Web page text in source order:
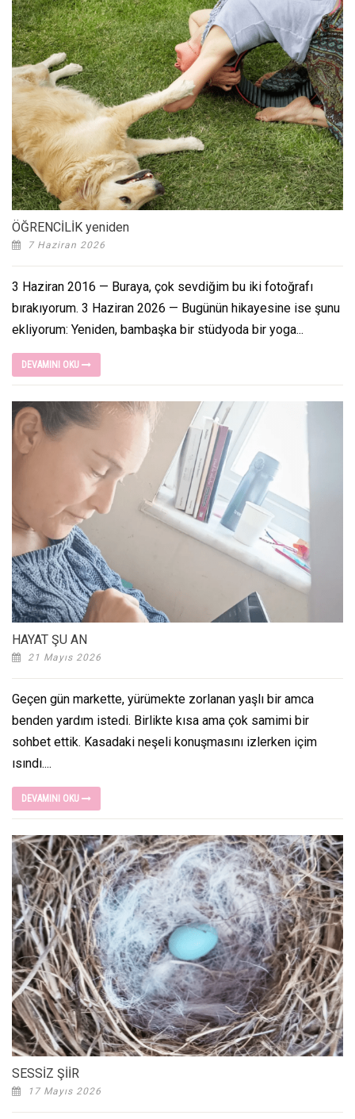
ÖĞRENCİLİK yeniden
7 Haziran 2026
3 Haziran 2016 — Buraya, çok sevdiğim bu iki fotoğrafı
bırakıyorum. 3 Haziran 2026 — Bugünün hikayesine ise şunu
ekliyorum: Yeniden, bambaşka bir stüdyoda bir yoga...
DEVAMINI OKU
HAYAT ŞU AN
21 Mayıs 2026
Geçen gün markette, yürümekte zorlanan yaşlı bir amca
benden yardım istedi. Birlikte kısa ama çok samimi bir
sohbet ettik. Kasadaki neşeli konuşmasını izlerken içim
ısındı....
DEVAMINI OKU
SESSİZ ŞİİR
17 Mayıs 2026